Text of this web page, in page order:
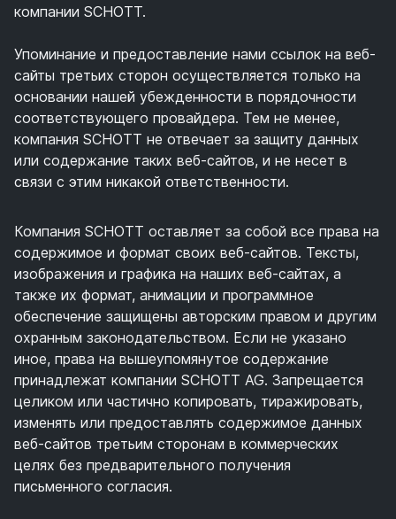
компании SCHOTT.
Упоминание и предоставление нами ссылок на веб-
сайты третьих сторон осуществляется только на
основании нашей убежденности в порядочности
соответствующего провайдера. Тем не менее,
компания SCHOTT не отвечает за защиту данных
или содержание таких веб-сайтов, и не несет в
связи с этим никакой ответственности.
Компания SCHOTT оставляет за собой все права на
содержимое и формат своих веб-сайтов. Тексты,
изображения и графика на наших веб-сайтах, а
также их формат, анимации и программное
обеспечение защищены авторским правом и другим
охранным законодательством. Если не указано
иное, права на вышеупомянутое содержание
принадлежат компании SCHOTT AG. Запрещается
целиком или частично копировать, тиражировать,
изменять или предоставлять содержимое данных
веб-сайтов третьим сторонам в коммерческих
целях без предварительного получения
письменного согласия.